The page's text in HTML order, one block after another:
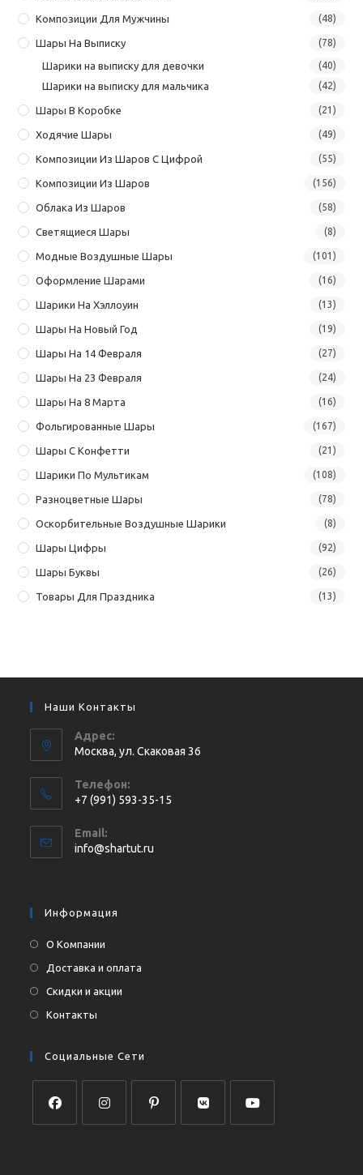
Композиции Для Мужчины (48)
Шары На Выписку (78)
Шарики на выписку для девочки (40)
Шарики на выписку для мальчика (42)
Шары В Коробке (21)
Ходячие Шары (49)
Композиции Из Шаров С Цифрой (55)
Композиции Из Шаров (156)
Облака Из Шаров (58)
Светящиеся Шары (8)
Модные Воздушные Шары (101)
Оформление Шарами (16)
Шарики На Хэллоуин (13)
Шары На Новый Год (19)
Шары На 14 Февраля (27)
Шары На 23 Февраля (24)
Шары На 8 Марта (16)
Фольгированные Шары (167)
Шары С Конфетти (21)
Шарики По Мультикам (108)
Разноцветные Шары (78)
Оскорбительные Воздушные Шарики (8)
Шары Цифры (92)
Шары Буквы (26)
Товары Для Праздника (13)
Наши Контакты
Адрес:
Москва, ул. Cкаковая 36
Телефон:
+7 (991) 593-35-15
в
вашем
Email:
info@shartut.ru
Информация
О Компании
Доставка и оплата
Скидки и акции
Контакты
Социальные Сети